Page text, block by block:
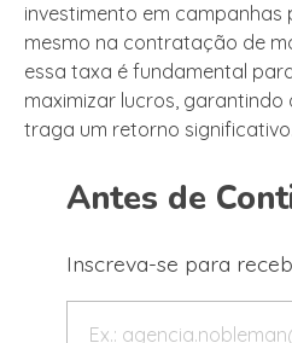
investimento em campanhas
mesmo na contratação de
essa taxa é fundamental
maximizar lucros, garantindo
traga um retorno significativo.
Antes de
Inscreva-se para